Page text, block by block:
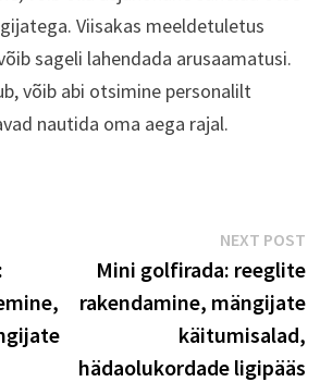
Viisakas meeldetuletus
sageli lahendada arusaamatusi.
võib abi otsimine personalilt
nautida oma aega rajal.
NEXT POST
Mini golfirada: reeglite
rakendamine, mängijate
käitumisalad,
hädaolukordade ligipääs